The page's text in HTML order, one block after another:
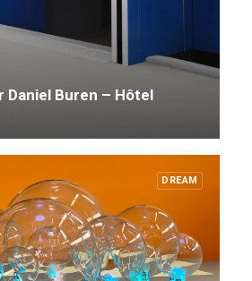
Daniel Buren – Hôtel
DREAM